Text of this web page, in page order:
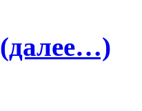
(далее…)